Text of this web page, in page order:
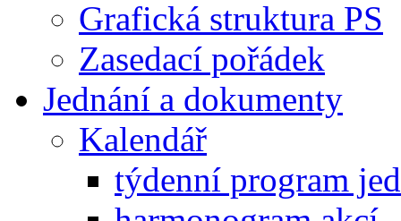
Grafická struktura PS
Zasedací pořádek
Jednání a dokumenty
Kalendář
týdenní program